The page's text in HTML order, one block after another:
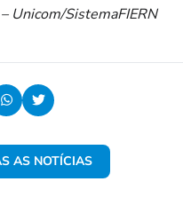
Unicom/SistemaFIERN
AS NOTÍCIAS